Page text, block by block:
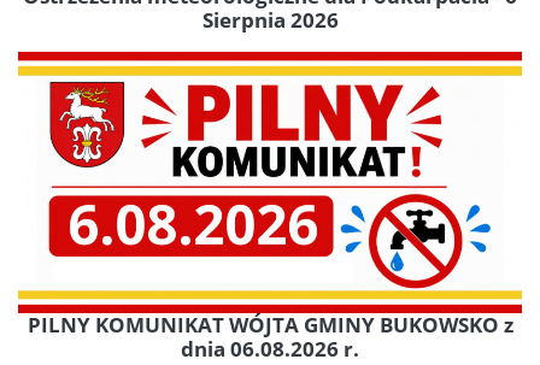
Sierpnia 2026
PILNY KOMUNIKAT WÓJTA GMINY BUKOWSKO z
dnia 06.08.2026 r.